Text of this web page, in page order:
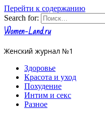
Перейти к содержанию
Search for:
Women-Land.ru
Женский журнал №1
Здоровье
Красота и уход
Похудение
Интим и секс
Разное